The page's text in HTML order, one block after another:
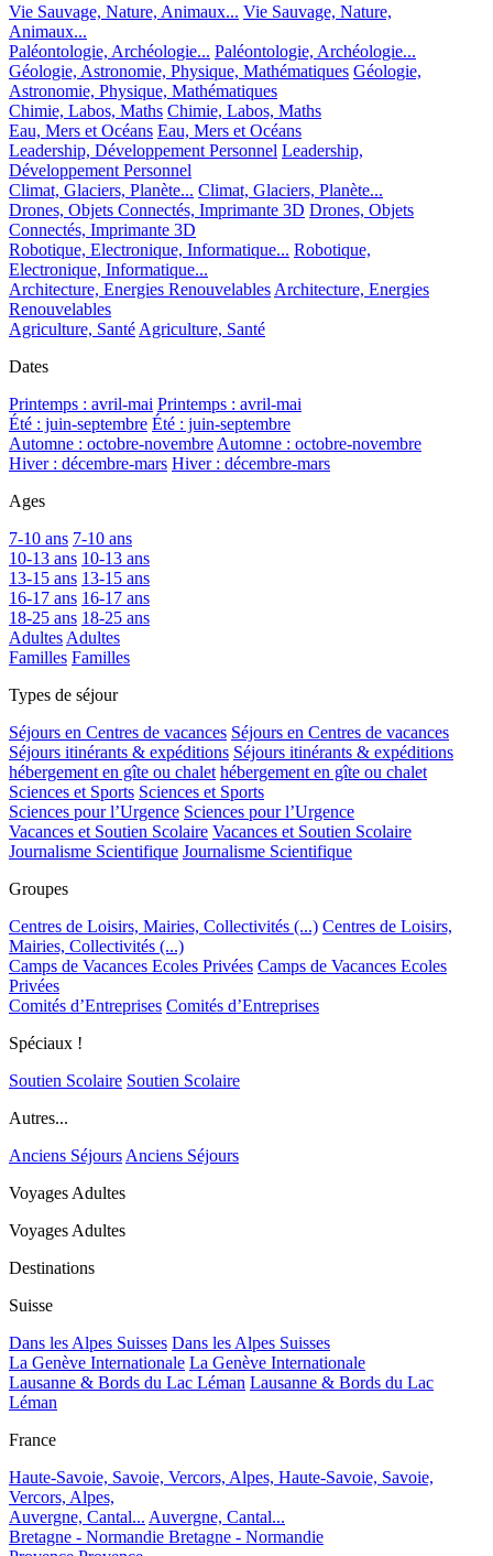
Vie Sauvage, Nature, Animaux... Vie Sauvage, Nature,
Animaux...
Paléontologie, Archéologie... Paléontologie, Archéologie...
Géologie, Astronomie, Physique, Mathématiques Géologie,
Astronomie, Physique, Mathématiques
Chimie, Labos, Maths Chimie, Labos, Maths
Eau, Mers et Océans Eau, Mers et Océans
Leadership, Développement Personnel Leadership,
Développement Personnel
Climat, Glaciers, Planète... Climat, Glaciers, Planète...
Drones, Objets Connectés, Imprimante 3D Drones, Objets
Connectés, Imprimante 3D
Robotique, Electronique, Informatique... Robotique,
Electronique, Informatique...
Architecture, Energies Renouvelables Architecture, Energies
Renouvelables
Agriculture, Santé Agriculture, Santé
Dates
Printemps : avril-mai Printemps : avril-mai
Été : juin-septembre Été : juin-septembre
Automne : octobre-novembre Automne : octobre-novembre
Hiver : décembre-mars Hiver : décembre-mars
Ages
7-10 ans 7-10 ans
10-13 ans 10-13 ans
13-15 ans 13-15 ans
16-17 ans 16-17 ans
18-25 ans 18-25 ans
Adultes Adultes
Familles Familles
Types de séjour
Séjours en Centres de vacances Séjours en Centres de vacances
Séjours itinérants & expéditions Séjours itinérants & expéditions
hébergement en gîte ou chalet hébergement en gîte ou chalet
Sciences et Sports Sciences et Sports
Sciences pour l’Urgence Sciences pour l’Urgence
Vacances et Soutien Scolaire Vacances et Soutien Scolaire
Journalisme Scientifique Journalisme Scientifique
Groupes
Centres de Loisirs, Mairies, Collectivités (...) Centres de Loisirs,
Mairies, Collectivités (...)
Camps de Vacances Ecoles Privées Camps de Vacances Ecoles
Privées
Comités d’Entreprises Comités d’Entreprises
Spéciaux !
Soutien Scolaire Soutien Scolaire
Autres...
Anciens Séjours Anciens Séjours
Voyages Adultes
Voyages Adultes
Destinations
Suisse
Dans les Alpes Suisses Dans les Alpes Suisses
La Genève Internationale La Genève Internationale
Lausanne & Bords du Lac Léman Lausanne & Bords du Lac
Léman
France
Haute-Savoie, Savoie, Vercors, Alpes, Haute-Savoie, Savoie,
Vercors, Alpes,
Auvergne, Cantal... Auvergne, Cantal...
Bretagne - Normandie Bretagne - Normandie